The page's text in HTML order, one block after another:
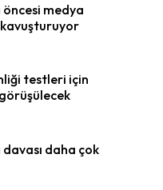
medya
kavuşturuyor
testleri için
davası daha çok